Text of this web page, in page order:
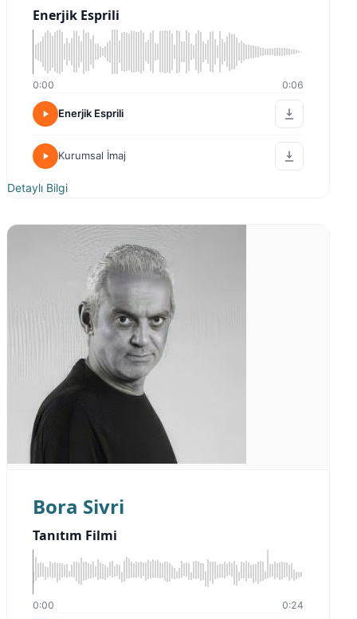
Enerjik Esprili
0:00 0:06
Enerjik Esprili
Kurumsal İmaj
Detaylı Bilgi
Bora Sivri
Tanıtım Filmi
0:00 0:24